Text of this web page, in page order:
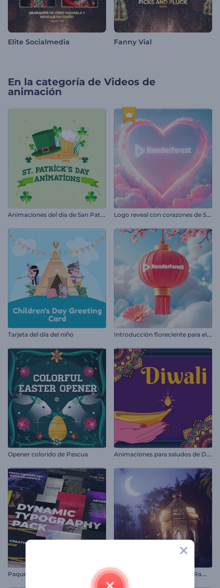
Elite Socialmedia Fanny Vial
En la categoría de Videos de
animación
A
nimaciones del día de San Patricio L
ogo reveal con corazones de San Valentín
Tarjeta del día del niño I
ntroducción floreciente para el Año Nuevo Chino
Opener colorido de Pascua A
nimaciones para saludos de Diwali
Paquete de tipografía dinámica I
ntro brillante de noche de Ramadán